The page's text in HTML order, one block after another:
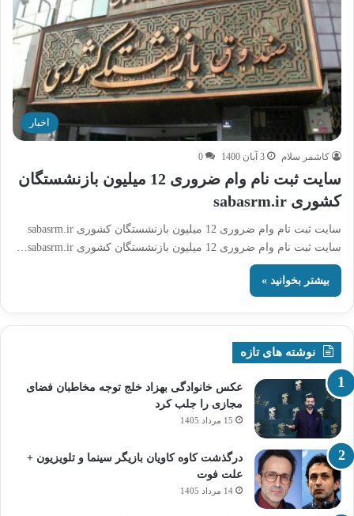
اخبار
کاشمر سلام 3 آبان 1400 0
سایت ثبت نام وام ضروری 12 میلیون بازنشستگان
کشوری sabasrm.ir
سایت ثبت نام وام ضروری 12 میلیون بازنشستگان کشوری sabasrm.ir
سایت ثبت نام وام ضروری 12 میلیون بازنشستگان کشوری sabasrm.ir…
بیشتر بخوانید »
نوشته های تازه
عکس خانوادگی بهزاد خلج توجه مخاطبان فضای
مجازی را جلب کرد
15 مرداد 1405
درگذشت کاوه کاویان بازیگر سینما و تلویزیون +
علت فوت
14 مرداد 1405